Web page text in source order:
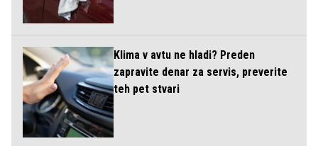
Klima v avtu ne hladi? Preden
zapravite denar za servis, preverite
teh pet stvari